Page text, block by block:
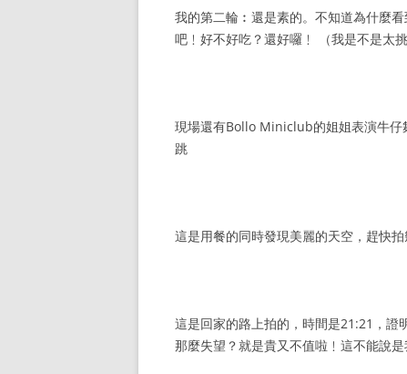
我的第二輪︰還是素的。不知道為什麼
吧﹗好不好吃？還好囉﹗ （我是不是太
現場還有Bollo Miniclub的姐姐表演牛仔
跳
這是用餐的同時發現美麗的天空，趕快
這是回家的路上拍的，時間是21:21，證
那麼失望？就是貴又不值啦﹗這不能說